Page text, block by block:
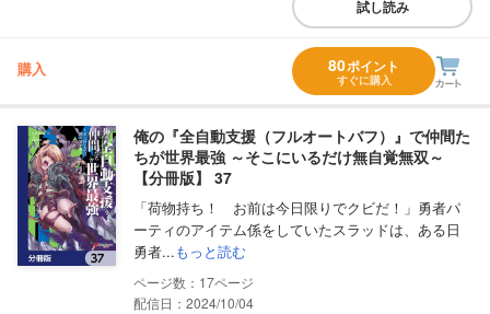
試し読み
購入 80ポイント
すぐに購入
俺の『全自動支援（フルオートバフ）』で仲間た
ちが世界最強 ～そこにいるだけ無自覚無双～
【分冊版】 37
「荷物持ち！ お前は今日限りでクビだ！」勇者パ
ーティのアイテム係をしていたスラッドは、ある日
勇者...もっと読む
17
配信日：2024/10/04